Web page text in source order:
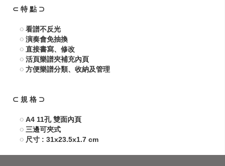
⊂ 特 點 ⊃
◌ 看譜不反光
◌ 演奏會免抽換
◌ 直接書寫、修改
◌ 活頁樂譜夾補充內頁
◌ 方便樂譜分類、收納及管理
⊂ 規 格 ⊃
◌ A4 11孔 雙面內頁
◌ 三邊可夾式
◌ 尺寸 : 31x23.5x1.7 cm